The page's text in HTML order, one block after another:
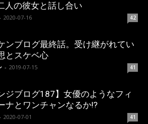
人の彼女と話し合い
2020-07-16 42
ンブログ最終話。受け継がれてい
とスケベ心
- 2019-07-15 41
ジブログ187】女優のようなフィ
ナとワンチャンなるか!?
2020-07-01 41